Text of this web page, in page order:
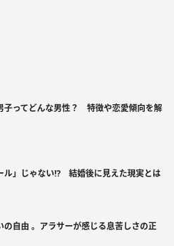
子ってどんな男性？ 特徴や恋愛傾向を解
ル」じゃない⁉ 結婚後に見えた現実とは
の自由 。アラサーが感じる息苦しさの正